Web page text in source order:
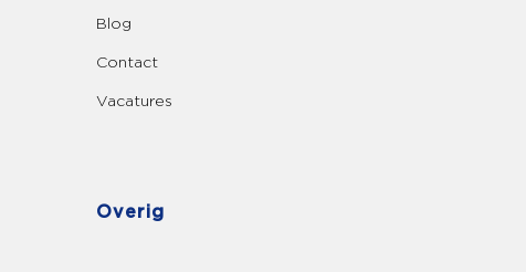
Blog
Contact
Vacatures
Overig